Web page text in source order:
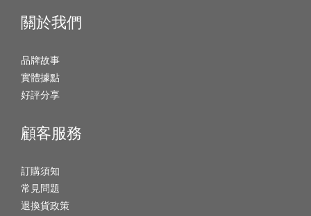
關於我們
品牌故事
實體據點
好評分享
顧客服務
訂購須知
常見問題
退換貨政策